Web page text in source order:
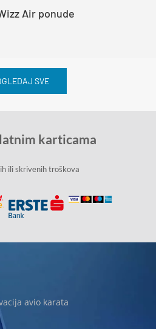
Air ponude
SVE
karticama
ili skrivenih troškova
avio karata